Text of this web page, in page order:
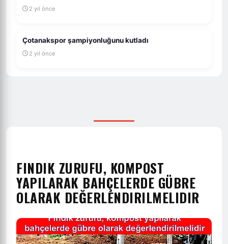
2 yıl önce
Çotanakspor şampiyonluğunu kutladı
2 yıl önce
FINDIK ZURUFU, KOMPOST
YAPILARAK BAHÇELERDE GÜBRE
OLARAK DEĞERLENDIRILMELIDIR